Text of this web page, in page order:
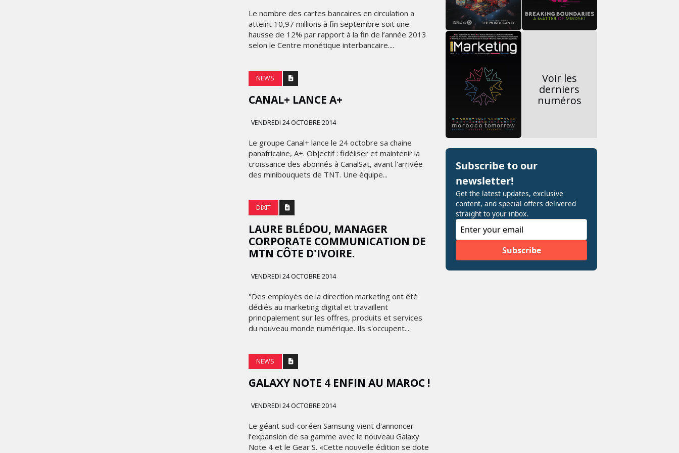
Le nombre des cartes bancaires en circulation a
atteint 10,97 millions à fin septembre soit une
hausse de 12% par rapport à la fin de l’année 2013
selon le Centre monétique interbancaire....
NEWS
CANAL+ LANCE A+
VENDREDI 24 OCTOBRE 2014
Le groupe Canal+ lance le 24 octobre sa chaine
panafricaine, A+. Objectif : fidéliser et maintenir la
croissance des abonnés à CanalSat, avant l'arrivée
des minibouquets de TNT. Une équipe...
DIXIT
LAURE BLÉDOU, MANAGER
CORPORATE COMMUNICATION DE
MTN CÔTE D'IVOIRE.
VENDREDI 24 OCTOBRE 2014
"Des employés de la direction marketing ont été
dédiés au marketing digital et travaillent
principalement sur les offres, produits et services
du nouveau monde numérique. Ils s'occupent...
NEWS
GALAXY NOTE 4 ENFIN AU MAROC !
VENDREDI 24 OCTOBRE 2014
Le géant sud-coréen Samsung vient d'annoncer
l’expansion de sa gamme avec le nouveau Galaxy
Note 4 et le Gear S. «Cette nouvelle édition se dote
Voir les
derniers
numéros